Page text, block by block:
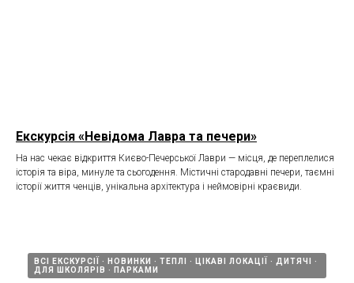
Екскурсія «Невідома Лавра та печери»
На нас чекає відкриття Києво-Печерської Лаври — місця, де переплелися
історія та віра, минуле та сьогодення. Містичні стародавні печери, таємні
історії життя ченців, унікальна архітектура і неймовірні краєвиди.
ВСІ ЕКСКУРСІЇ НОВИНКИ ТЕПЛІ ЦІКАВІ ЛОКАЦІЇ
ДИТЯЧІ
ДЛЯ ШКОЛЯРІВ
ПАРКАМИ